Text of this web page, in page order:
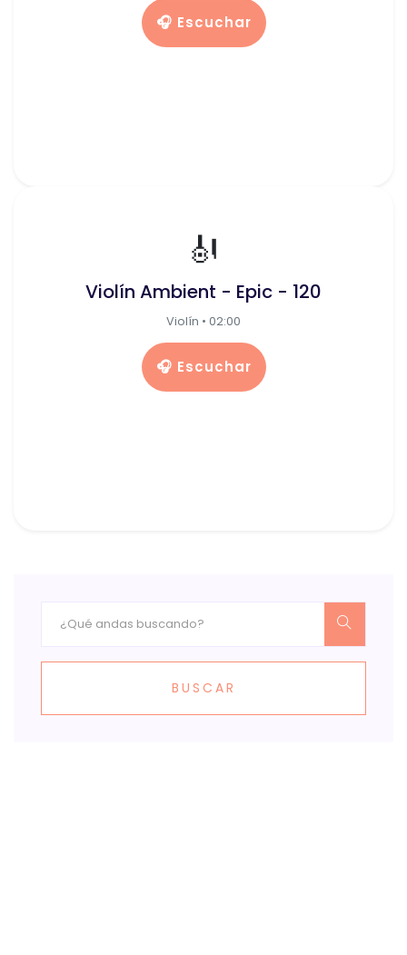
🎧 Escuchar
🎻
Violín Ambient - Epic - 120
Violín • 02:00
🎧 Escuchar
BUSCAR